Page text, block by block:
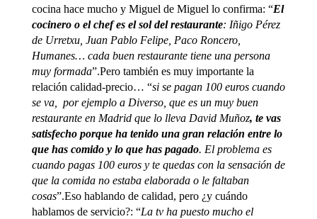
cocina hace mucho y Miguel de Miguel lo confirma: “El
cocinero o el chef es el sol del restaurante: Iñigo Pérez
de Urretxu, Juan Pablo Felipe, Paco Roncero,
Humanes… cada buen restaurante tiene una persona
muy formada”.Pero también es muy importante la
relación calidad-precio… “si se pagan 100 euros cuando
se va, por ejemplo a Diverso, que es un muy buen
restaurante en Madrid que lo lleva David Muñoz, te vas
satisfecho porque ha tenido una gran relación entre lo
que has comido y lo que has pagado. El problema es
cuando pagas 100 euros y te quedas con la sensación de
que la comida no estaba elaborada o le faltaban
cosas”.Eso hablando de calidad, pero ¿y cuándo
hablamos de servicio?: “La tv ha puesto mucho el